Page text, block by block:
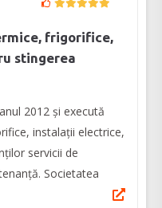
frigorifice,
stingerea
2012 și execută
instalații electrice,
servicii de
Societatea